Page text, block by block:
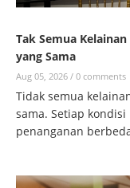
Tak Semua
yang Sama
Aug 05, 2026 / 0 comments
Tidak semua
sama. Setiap
penanganan